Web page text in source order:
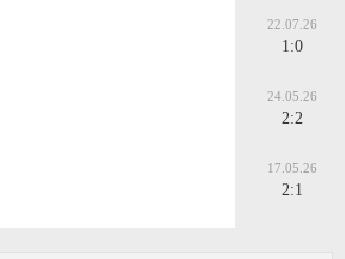
22.07.26
1:0
24.05.26
2:2
17.05.26
2:1